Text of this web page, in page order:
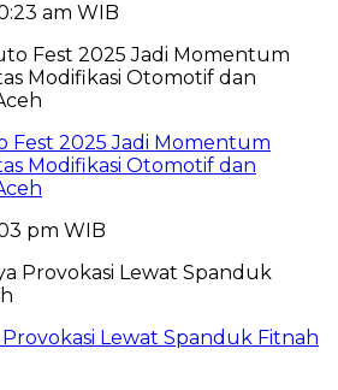
am WIB
Fest 2025 Jadi Momentum
Modifikasi Otomotif dan
pm WIB
Provokasi Lewat Spanduk Fitnah